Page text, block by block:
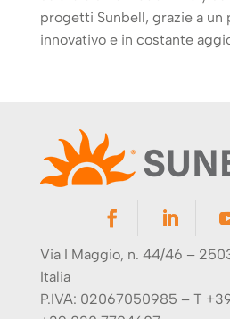
progetti Sunbell, grazie a
innovativo e in costante
Via I Maggio, n. 44/46 –
Italia
P.IVA: 02067050985 – T